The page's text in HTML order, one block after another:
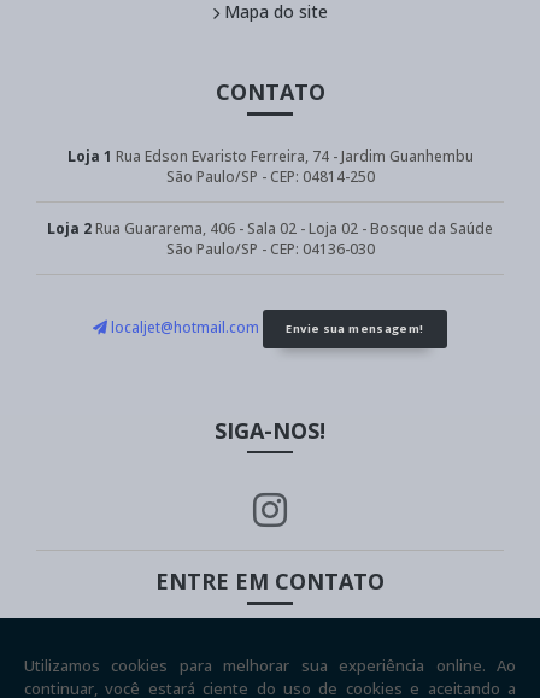
Mapa do site
CONTATO
Loja 1 Rua Edson Evaristo Ferreira, 74 - Jardim Guanhembu
São Paulo/SP - CEP: 04814-250
Loja 2Rua Guararema, 406 - Sala 02 - Loja 02 - Bosque da Saúde
São Paulo/SP - CEP: 04136-030
localjet@hotmail.com Envie sua mensagem!
SIGA-NOS!
ENTRE EM CONTATO